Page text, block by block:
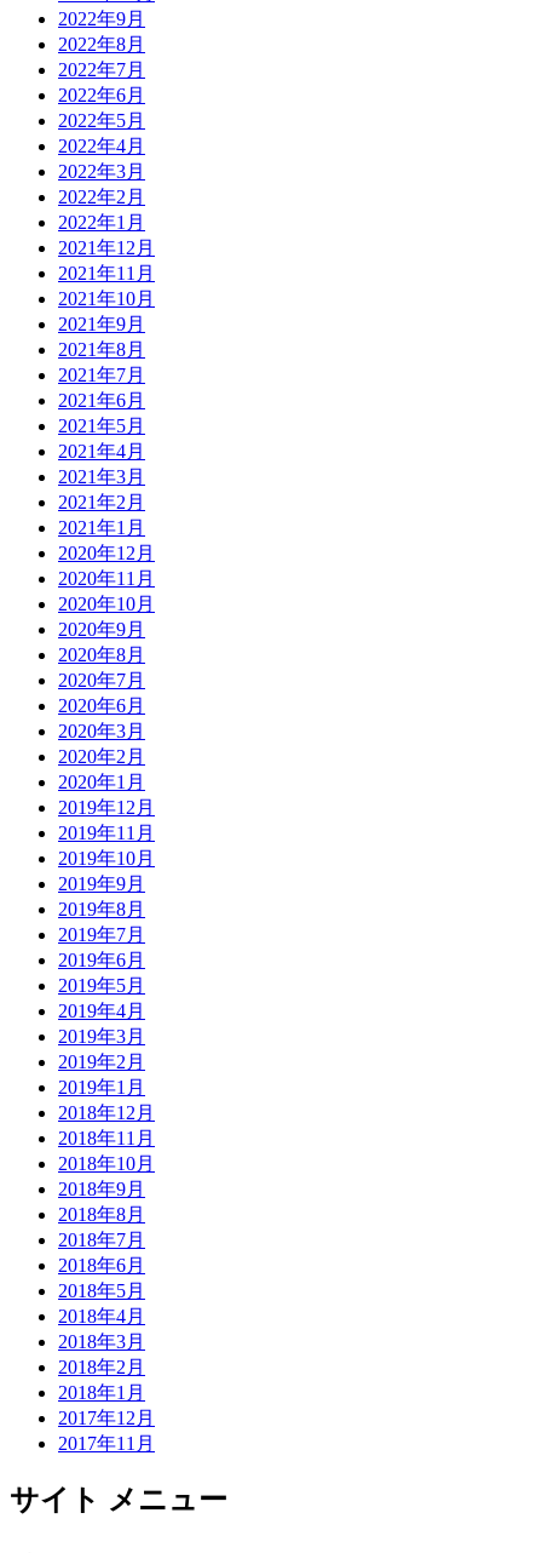
2022年9月
2022年8月
2022年7月
2022年6月
2022年5月
2022年4月
2022年3月
2022年2月
2022年1月
2021年12月
2021年11月
2021年10月
2021年9月
2021年8月
2021年7月
2021年6月
2021年5月
2021年4月
2021年3月
2021年2月
2021年1月
2020年12月
2020年11月
2020年10月
2020年9月
2020年8月
2020年7月
2020年6月
2020年3月
2020年2月
2020年1月
2019年12月
2019年11月
2019年10月
2019年9月
2019年8月
2019年7月
2019年6月
2019年5月
2019年4月
2019年3月
2019年2月
2019年1月
2018年12月
2018年11月
2018年10月
2018年9月
2018年8月
2018年7月
2018年6月
2018年5月
2018年4月
2018年3月
2018年2月
2018年1月
2017年12月
2017年11月
サイト メニュー